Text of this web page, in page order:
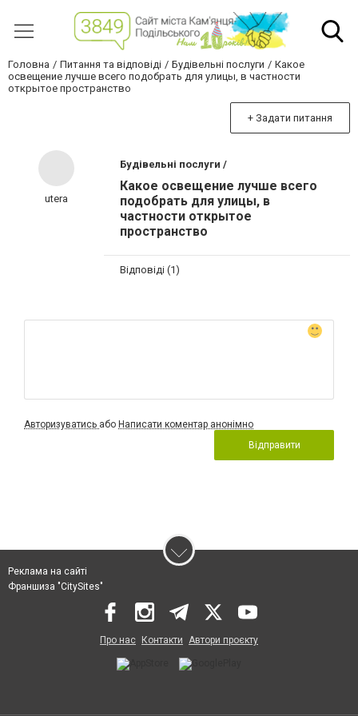
Головна Питання та відповіді Будівельні послуги
Какое
освещение лучше всего подобрать для улицы, в частности
открытое пространство
+ Задати питання
utera
Будівельні послуги /
Какое освещение лучше всего
подобрать для улицы, в
частности открытое
пространство
Відповіді (1)
Авторизуватись або Написати коментар анонімно
Відправити
Реклама на сайті
Франшиза "CitySites"
Про нас Контакти Автори проєкту